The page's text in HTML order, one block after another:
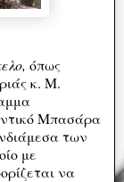
όπως
κ. Μ.
Μπασάρα
των
με
να